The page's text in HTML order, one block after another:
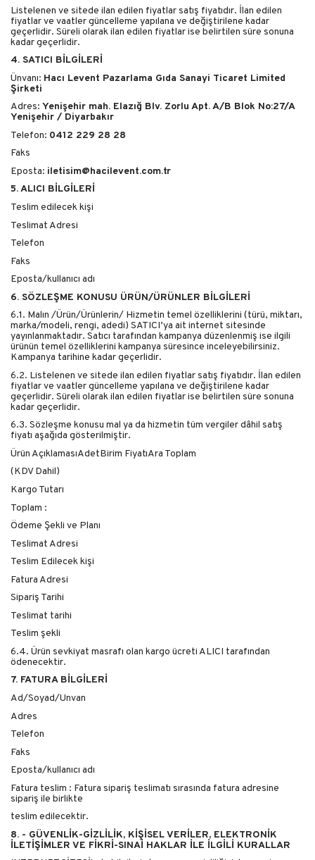
Listelenen ve sitede ilan edilen fiyatlar satış fiyatıdır. İlan edilen
fiyatlar ve vaatler güncelleme yapılana ve değiştirilene kadar
geçerlidir. Süreli olarak ilan edilen fiyatlar ise belirtilen süre sonuna
kadar geçerlidir.
4. SATICI BİLGİLERİ
Ünvanı: Hacı Levent Pazarlama Gıda Sanayi Ticaret Limited
Şirketi
Adres: Yenişehir mah. Elazığ Blv. Zorlu Apt. A/B Blok No:27/A
Yenişehir / Diyarbakır
Telefon: 0412 229 28 28
Faks
Eposta: iletisim@hacilevent.com.tr
5. ALICI BİLGİLERİ
Teslim edilecek kişi
Teslimat Adresi
Telefon
Faks
Eposta/kullanıcı adı
6. SÖZLEŞME KONUSU ÜRÜN/ÜRÜNLER BİLGİLERİ
6.1. Malın /Ürün/Ürünlerin/ Hizmetin temel özelliklerini (türü, miktarı,
marka/modeli, rengi, adedi) SATICI’ya ait internet sitesinde
yayınlanmaktadır. Satıcı tarafından kampanya düzenlenmiş ise ilgili
ürünün temel özelliklerini kampanya süresince inceleyebilirsiniz.
Kampanya tarihine kadar geçerlidir.
6.2. Listelenen ve sitede ilan edilen fiyatlar satış fiyatıdır. İlan edilen
fiyatlar ve vaatler güncelleme yapılana ve değiştirilene kadar
geçerlidir. Süreli olarak ilan edilen fiyatlar ise belirtilen süre sonuna
kadar geçerlidir.
6.3. Sözleşme konusu mal ya da hizmetin tüm vergiler dâhil satış
fiyatı aşağıda gösterilmiştir.
Ürün AçıklamasıAdetBirim FiyatıAra Toplam
(KDV Dahil)
Kargo Tutarı
Toplam :
Ödeme Şekli ve Planı
Teslimat Adresi
Teslim Edilecek kişi
Fatura Adresi
Sipariş Tarihi
Teslimat tarihi
Teslim şekli
6.4. Ürün sevkiyat masrafı olan kargo ücreti ALICI tarafından
ödenecektir.
7. FATURA BİLGİLERİ
Ad/Soyad/Unvan
Adres
Telefon
Faks
Eposta/kullanıcı adı
Fatura teslim : Fatura sipariş teslimatı sırasında fatura adresine
sipariş ile birlikte
teslim edilecektir.
8. - GÜVENLİK-GİZLİLİK, KİŞİSEL VERİLER, ELEKTRONİK
İLETİŞİMLER VE FİKRİ-SINAİ HAKLAR İLE İLGİLİ KURALLAR